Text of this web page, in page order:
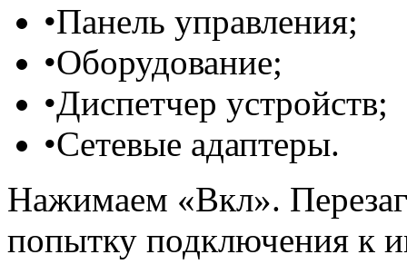
•Панель управления;
•Оборудование;
•Диспетчер устройств;
•Сетевые адаптеры.
Нажимаем «Вкл».
попытку подключения к